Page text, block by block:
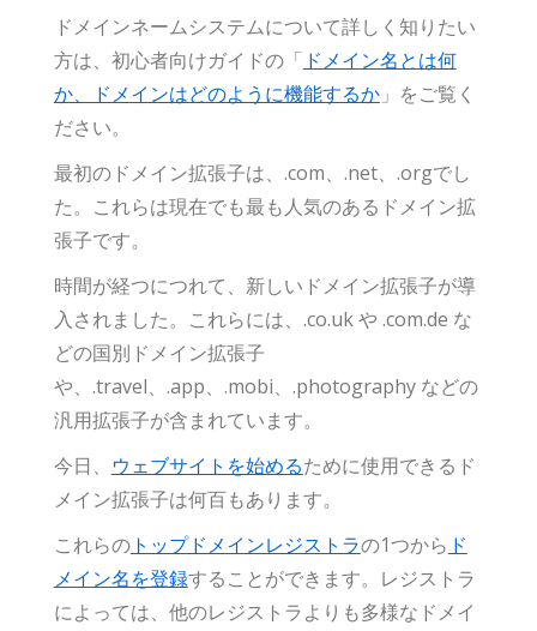
ドメインネームシステムについて詳しく知りたい
方は、初心者向けガイドの「 ドメイン名とは何
か、ドメインはどのように機能するか」をご覧く
ださい。
最初のドメイン拡張子は、.com、.net、.orgでし
た。これらは現在でも最も人気のあるドメイン拡
張子です。
時間が経つにつれて、新しいドメイン拡張子が導
入されました。これらには、.co.uk や .com.de な
どの国別ドメイン拡張子
や、.travel、.app、.mobi、.photography などの
汎用拡張子が含まれています。
今日、
ウェブサイトを始めるために使用できるド
メイン拡張子は何百もあります。
これらのトップドメインレジストラの1つから ド
メイン名を登録することができます。レジストラ
によっては、他のレジストラよりも多様なドメイ